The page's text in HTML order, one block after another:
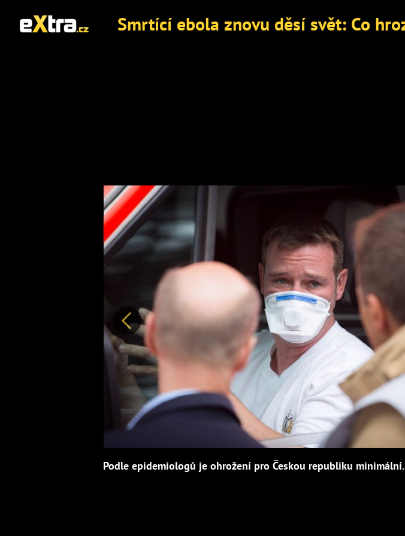
Předchozí
Podle epidemiologů je ohrožení pro Českou republiku minimální.